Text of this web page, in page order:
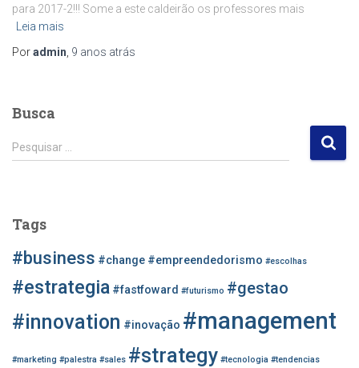
para 2017-2!!! Some a este caldeirão os professores mais
Leia mais
Poradmin 9 anos atrás
Busca
P
e
a
r
o
Pesquisar …
Tags
#business #change #empreendedorismo #escolhas
#estrategia #fastfoward #futurismo #gestao
#innovation #inovação #management
#marketing #palestra #sales #strategy #tecnologia #tendencias